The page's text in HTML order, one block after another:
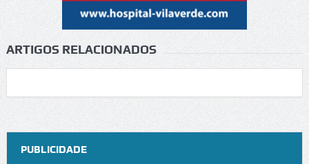
ARTIGOS RELACIONADOS
PUBLICIDADE